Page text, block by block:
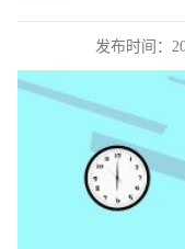
发布时间：